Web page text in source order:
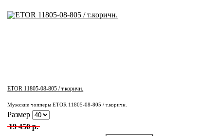
ETOR 11805-08-805 / т.коричн.
Мужские чопперы ETOR 11805-08-805 / т.коричн.
Размер
19 450 р.